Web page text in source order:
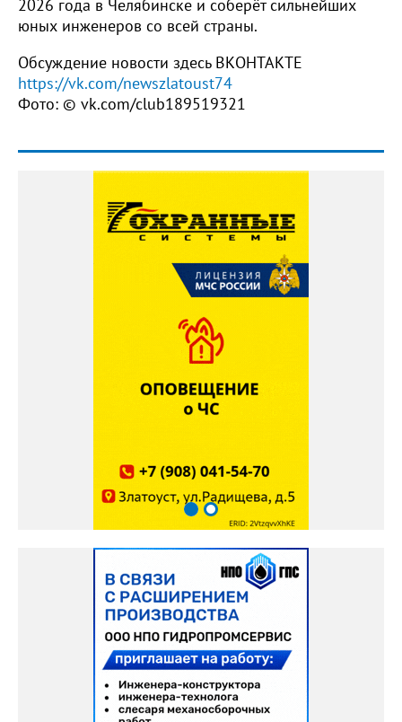
2026 года в Челябинске и соберёт сильнейших
юных инженеров со всей страны.
Обсуждение новости здесь ВКОНТАКТЕ
https://vk.com/newszlatoust74
Фото: © vk.com/club189519321